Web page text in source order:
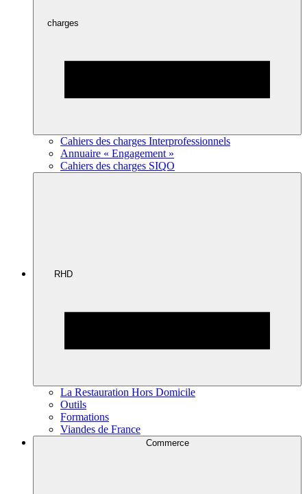
charges
Cahiers des charges Interprofessionnels
Annuaire « Engagement »
Cahiers des charges SIQO
RHD
La Restauration Hors Domicile
Outils
Formations
Viandes de France
Commerce